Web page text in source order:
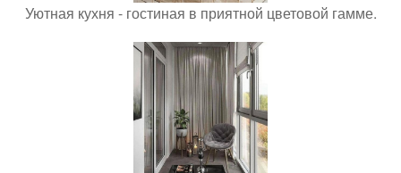
Уютная кухня - гостиная в приятной цветовой гамме.